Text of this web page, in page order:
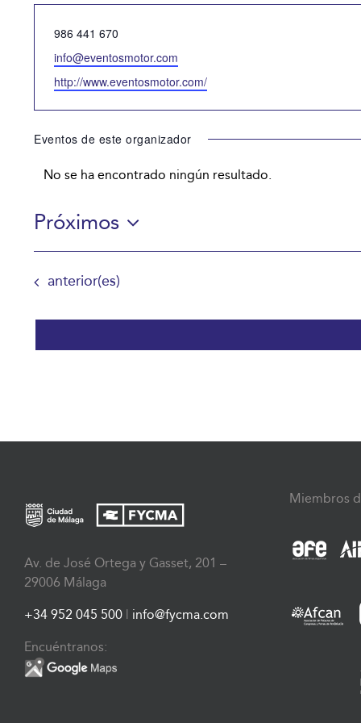
Teléfono
986 441 670
Email
info@eventosmotor.com
Website
http://www.eventosmotor.com/
Eventos de este organizador
Aviso
No se ha encontrado ningún resultado.
Próximos
Selecciona
fecha.
Eventos
anterior(es)
Av. de José Ortega y Gasset, 201 –
29006 Málaga
+34 952 045 500 | info@fycma.com
Encuéntranos:
Miembros